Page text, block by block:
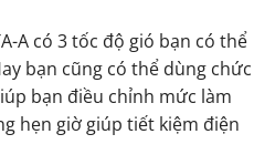
A có 3 tốc độ gió bạn có thể
bạn cũng có thể dùng chức
bạn điều chỉnh mức làm
hẹn giờ giúp tiết kiệm điện